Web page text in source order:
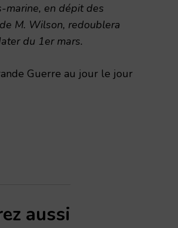
marine, en dépit des
M. Wilson, redoublera
du 1er mars.
Guerre au jour le jour
aussi